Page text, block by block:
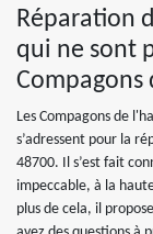
Réparation
qui ne sont
Les Compagons de
s’adressent pour la
48700. Il s’est fait
impeccable, à la
plus de cela, il